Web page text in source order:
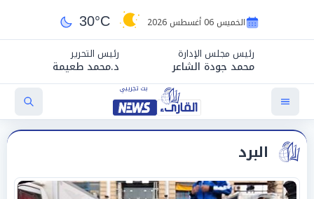
الخميس 06 أغسطس 2026 30°C
رئيس مجلس الإدارة
محمد جودة الشاعر
رئيس التحرير
د.محمد طعيمة
البرد